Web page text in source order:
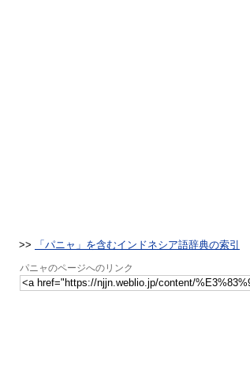
>> 「パニャ」を含むインドネシア語辞典の索引
パニャのページへのリンク